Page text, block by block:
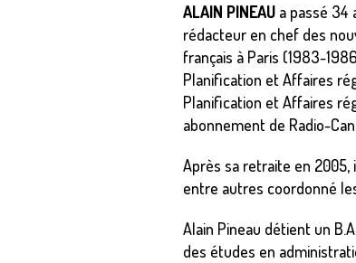
ALAIN PINEAUa passé 34
rédacteur en chef des
français à Paris (1983-
Planification et Affaires
Planification et Affaires
abonnement de Radio-
Après sa retraite en
entre autres coordonné
Alain Pineau détient un
des études en